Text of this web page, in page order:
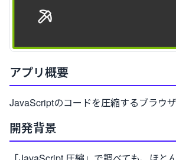
案件概要
アプリ概要
JavaScriptのコードを圧縮するブラウザ
開発背景